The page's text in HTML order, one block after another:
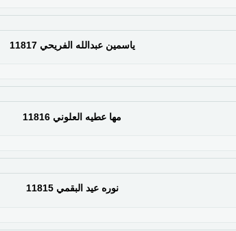
ياسمين عبدالله الفريحي 11817
مها عطيه العلوني 11816
نوره عيد البقمي 11815